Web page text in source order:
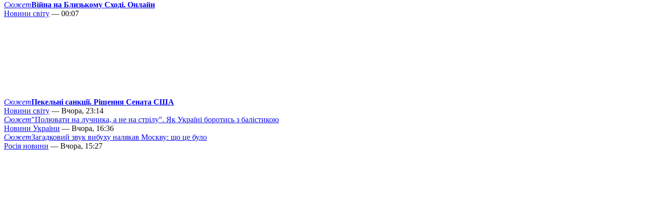
СюжетВійна на Близькому Сході. Онлайн
Новини світу — 00:07
СюжетПекельні санкції. Рішення Сената США
Новини світу — Вчора, 23:14
Сюжет"Полювати на лучника, а не на стрілу". Як Україні боротись з балістикою
Новини України — Вчора, 16:36
СюжетЗагадковий звук вибуху налякав Москву: що це було
Росія новини — Вчора, 15:27